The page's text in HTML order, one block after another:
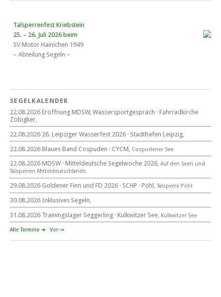
Talsperrenfest Kriebstein
25. – 26. Juli 2026 beim
SV Motor Hainichen 1949
– Abteilung Segeln –
Eröffnung MDSW
11°° Uhr Fahrrad­kirche Markkleeberg
Blaues Band Cospudener See
22. August 2026
beim CYCM
für alle Segler am See
Mitteldeutsche Segelwoche
22. – 30. August 2026 in Sachsen · Thüringen · Sachsen Anhalt
SEGELKALENDER
22.08.2026 Eröffnung MDSW, Wassersportgespräch · Fahrradkirche
Zöbigker,
22.08.2026 26. Leipziger Wasserfest 2026 · Stadthafen Leipzig,
22.08.2026 Blaues Band Cospuden · CYCM,
Cospudener See
22.08.2026 MDSW · Mitteldeutsche Segelwoche 2026, Auf den Seen und
Tal­sperren Mittel­deut­sch­lands
29.08.2026 Goldener Finn und FD 2026 · SCHP · Pöhl, Talsperre Pöhl
30.08.2026 Inklusives Segeln,
31.08.2026 Trainingslager Seggerling · Kulkwitzer See, Kulkwitzer See
Alle Termine ➔ Vor ⇒